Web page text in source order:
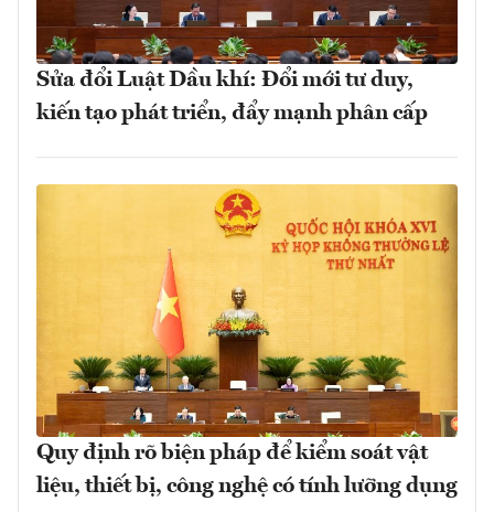
Sửa đổi Luật Dầu khí: Đổi mới tư duy,
kiến tạo phát triển, đẩy mạnh phân cấp
Quy định rõ biện pháp để kiểm soát vật
liệu, thiết bị, công nghệ có tính lưỡng dụng